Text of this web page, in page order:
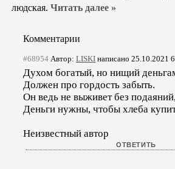
людская. Читать далее »
Комментарии
#68954 Автор: LISKI написано 25.10.2021
Духом богатый, но нищий
Должен про гордость забыть.
Он ведь не выживет без подаяний,
Деньги нужны, чтобы хлеба
Неизвестный автор